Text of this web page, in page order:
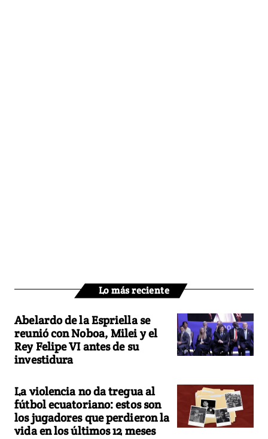
Lo más reciente
Abelardo de la Espriella se
reunió con Noboa, Milei y el
Rey Felipe VI antes de su
investidura
La violencia no da tregua al
fútbol ecuatoriano: estos son
los jugadores que perdieron la
vida en los últimos 12 meses